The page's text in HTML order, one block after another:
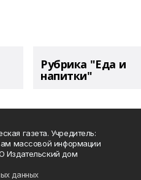
Рубрика "Еда и
напитки"
газета. Учредитель:
массовой информации
Издательский дом
данных